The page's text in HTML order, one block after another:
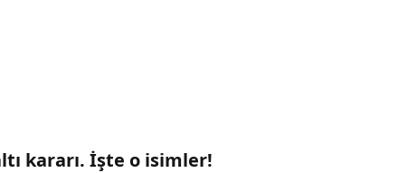
kararı. İşte o isimler!